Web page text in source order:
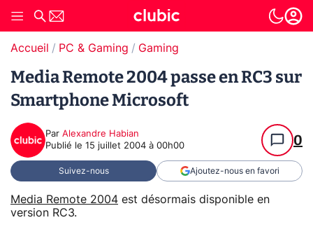
Accueil PC & Gaming Gaming
Media Remote 2004 passe en RC3 sur
Smartphone Microsoft
Par Alexandre Habian
Publié le 15 juillet 2004 à 00h00 0
Suivez-nous Ajoutez-nous en favori
Media Remote 2004 est désormais disponible en
version RC3.